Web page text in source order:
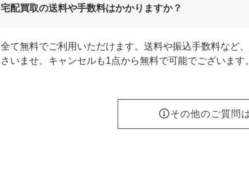
宅配買取の送料や手数料はかかりますか？
全て無料でご利用いただけます。送料や振込手数料など
さいませ。キャンセルも1点から無料で可能でございます。
その他のご質問